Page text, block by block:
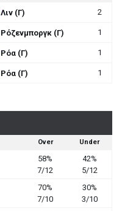
Λιν (Γ) 2
Ρόζενμποργκ (Γ) 1
Ρόα (Γ) 1
Ρόα (Γ) 1
Over Under
58%
7/12
42%
5/12
70%
7/10
30%
3/10